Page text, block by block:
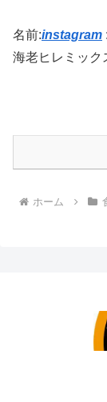
名前:instagram :
海老ヒレミック
ホーム